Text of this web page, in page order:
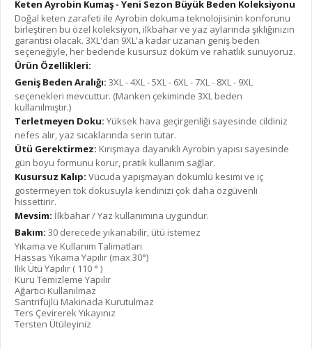
Keten Ayrobin Kumaş - Yeni Sezon Büyük Beden Koleksiyonu
Doğal keten zarafeti ile Ayrobin dokuma teknolojisinin konforunu
birleştiren bu özel koleksiyon, ilkbahar ve yaz aylarında şıklığınızın
garantisi olacak. 3XL'dan 9XL'a kadar uzanan geniş beden
seçeneğiyle, her bedende kusursuz döküm ve rahatlık sunuyoruz.
Ürün Özellikleri:
Geniş Beden Aralığı: 3XL - 4XL - 5XL - 6XL - 7XL - 8XL - 9XL
seçenekleri mevcuttur. (Manken çekiminde 3XL beden
kullanılmıştır.)
Terletmeyen Doku: Yüksek hava geçirgenliği sayesinde cildiniz
nefes alır, yaz sıcaklarında serin tutar.
Ütü Gerektirmez: Kırışmaya dayanıklı Ayrobin yapısı sayesinde
gün boyu formunu korur, pratik kullanım sağlar.
Kusursuz Kalıp: Vücuda yapışmayan dökümlü kesimi ve iç
göstermeyen tok dokusuyla kendinizi çok daha özgüvenli
hissettirir.
Mevsim: İlkbahar / Yaz kullanımına uygundur.
Bakım: 30 derecede yıkanabilir, ütü istemez
Yıkama ve Kullanım Talimatları
Hassas Yıkama Yapılır (max 30°)
Ilık Ütü Yapılır ( 110 ° )
Kuru Temizleme Yapılır
Ağartıcı Kullanılmaz
Santrifüjlü Makinada Kurutulmaz
Ters Çevirerek Yıkayınız
Tersten Ütüleyiniz